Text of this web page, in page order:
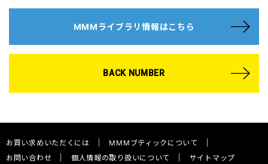
MMMライブラリ情報はこちら
BACK NUMBER
お買い求めいただくには
MMMブティックについて
お問い合わせ
個人情報の取り扱いについて サイトマップ